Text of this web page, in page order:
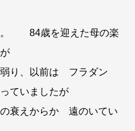
。 84歳を迎えた母の楽
り、以前は フラダン
ていましたが
衰えからか 遠のいてい